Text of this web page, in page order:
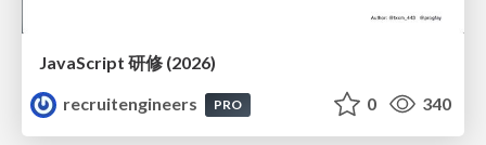
JavaScript 研修 (2026)
recruitengineers
PRO 0 340